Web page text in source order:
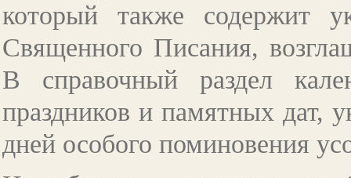
который также содержит
Священного Писания,
В справочный раздел
праздников и памятных дат,
дней особого поминовения